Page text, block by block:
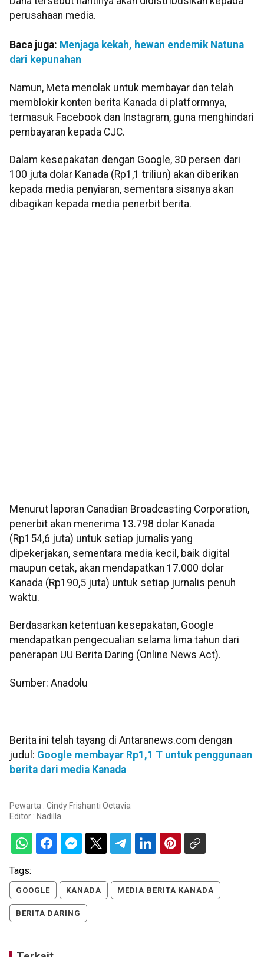
perusahaan media.
Baca juga: Menjaga kekah, hewan endemik Natuna
dari kepunahan
Namun, Meta menolak untuk membayar dan telah
memblokir konten berita Kanada di platformnya,
termasuk Facebook dan Instagram, guna menghindari
pembayaran kepada CJC.
Dalam kesepakatan dengan Google, 30 persen dari
100 juta dolar Kanada (Rp1,1 triliun) akan diberikan
kepada media penyiaran, sementara sisanya akan
dibagikan kepada media penerbit berita.
Menurut laporan Canadian Broadcasting Corporation,
penerbit akan menerima 13.798 dolar Kanada
(Rp154,6 juta) untuk setiap jurnalis yang
dipekerjakan, sementara media kecil, baik digital
maupun cetak, akan mendapatkan 17.000 dolar
Kanada (Rp190,5 juta) untuk setiap jurnalis penuh
waktu.
Berdasarkan ketentuan kesepakatan, Google
mendapatkan pengecualian selama lima tahun dari
penerapan UU Berita Daring (Online News Act).
Sumber: Anadolu
Berita ini telah tayang di Antaranews.com dengan
judul: Google membayar Rp1,1 T untuk penggunaan
berita dari media Kanada
Pewarta : Cindy Frishanti Octavia
Editor : Nadilla
Tags:
GOOGLE KANADA MEDIA BERITA KANADA
BERITA DARING